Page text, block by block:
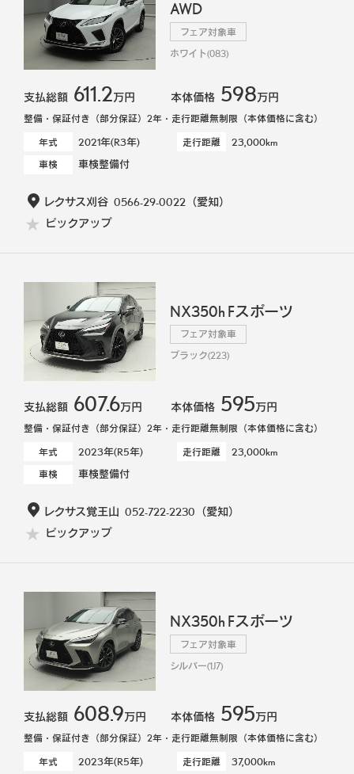
AWD
フェア対象車
ホワイト(083)
支払総額 611.2万円 本体価格 598万円
整備・保証付き（部分保証）2年・走行距離無制限（本体価格に含む）
年式
2021年(R3年) 走行距離 23,000km
車検 車検整備付
レクサス刈谷 0566-29-0022 （愛知）
ピックアップ
NX350h Fスポーツ
フェア対象車
ブラック(223)
支払総額 607.6万円 本体価格 595万円
整備・保証付き（部分保証）2年・走行距離無制限（本体価格に含む）
年式
2023年(R5年) 走行距離 23,000km
車検 車検整備付
レクサス覚王山 052-722-2230 （愛知）
ピックアップ
NX350h Fスポーツ
フェア対象車
シルバー(1J7)
支払総額 608.9万円 本体価格 595万円
整備・保証付き（部分保証）2年・走行距離無制限（本体価格に含む）
年式
2023年(R5年) 走行距離 37,000km